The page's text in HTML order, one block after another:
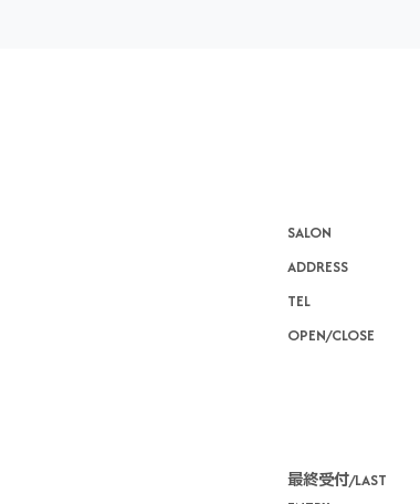
SALON
ADDRESS
TEL
OPEN/CLOSE
最終受付/LAST